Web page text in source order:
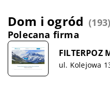
Dom i ogród (193)
Polecana firma
ul. Kolejowa